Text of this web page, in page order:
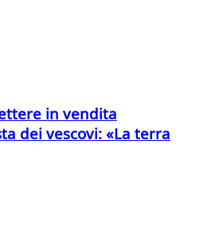
in vendita
dei vescovi: «La terra